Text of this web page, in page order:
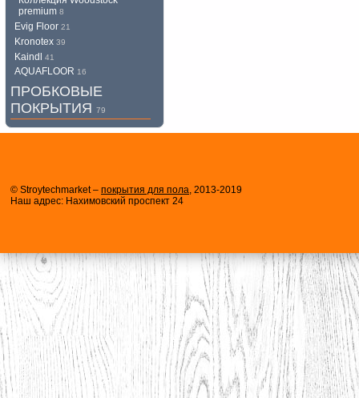
premium 8
Evig Floor 21
Kronotex 39
Kaindl 41
AQUAFLOOR 16
ПРОБКОВЫЕ
ПОКРЫТИЯ 79
© Stroytechmarket – покрытия для пола , 2013-2019
Наш адрес: Нахимовский проспект 24